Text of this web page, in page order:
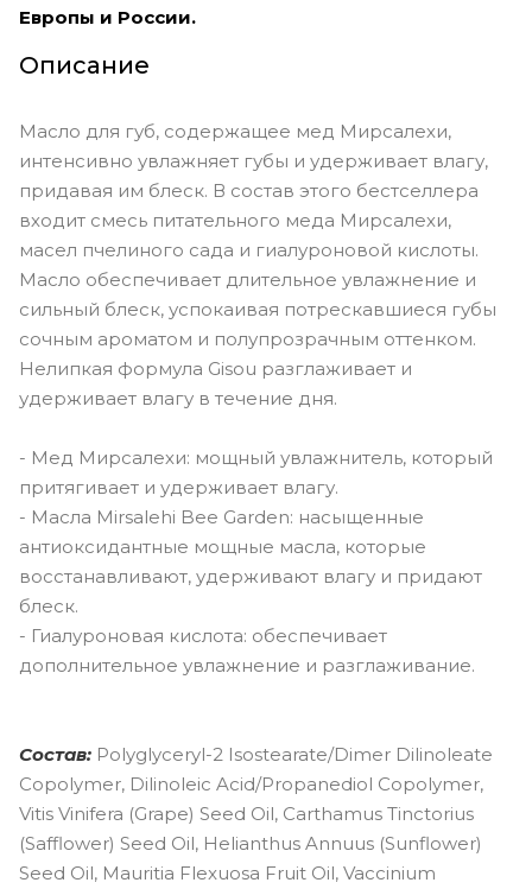
Европы и России.
Описание
Масло для губ, содержащее мед Мирсалехи,
интенсивно увлажняет губы и удерживает влагу,
придавая им блеск. В состав этого бестселлера
входит смесь питательного меда Мирсалехи,
масел пчелиного сада и гиалуроновой кислоты.
Масло обеспечивает длительное увлажнение и
сильный блеск, успокаивая потрескавшиеся губы
сочным ароматом и полупрозрачным оттенком.
Нелипкая формула Gisou разглаживает и
удерживает влагу в течение дня.
- Мед Мирсалехи: мощный увлажнитель, который
притягивает и удерживает влагу.
- Масла Mirsalehi Bee Garden: насыщенные
антиоксидантные мощные масла, которые
восстанавливают, удерживают влагу и придают
блеск.
- Гиалуроновая кислота: обеспечивает
дополнительное увлажнение и разглаживание.
Состав: Polyglyceryl-2 Isostearate/Dimer Dilinoleate
Copolymer, Dilinoleic Acid/Propanediol Copolymer,
Vitis Vinifera (Grape) Seed Oil, Carthamus Tinctorius
(Safflower) Seed Oil, Helianthus Annuus (Sunflower)
Seed Oil, Mauritia Flexuosa Fruit Oil, Vaccinium